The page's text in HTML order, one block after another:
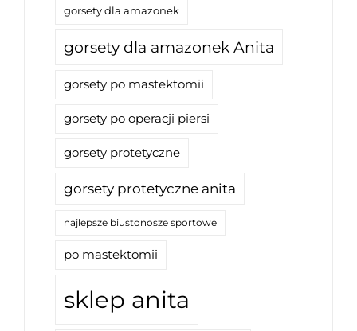
gorsety dla amazonek
gorsety dla amazonek Anita
gorsety po mastektomii
gorsety po operacji piersi
gorsety protetyczne
gorsety protetyczne anita
najlepsze biustonosze sportowe
po mastektomii
sklep anita